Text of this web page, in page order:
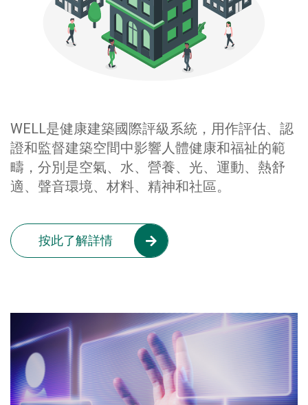
WELL是健康建築國際評級系統，用作評估、認
證和監督建築空間中影響人體健康和福祉的範
疇，分別是空氣、水、營養、光、運動、熱舒
適、聲音環境、材料、精神和社區。
按此了解詳情